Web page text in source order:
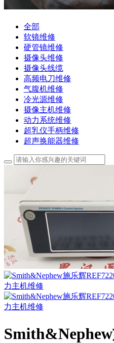
全部
软镜维修
硬管镜维修
摄像头维修
摄像头线缆
高频电刀维修
气腹机维修
冷光源维修
摄像主机维修
动力系统维修
超乳仪手柄维修
超声换能器维修